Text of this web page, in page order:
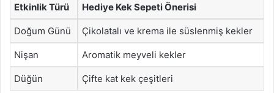
Etkinlik Türü Hediye Kek Sepeti Önerisi
Doğum Günü Çikolatalı ve krema ile süslenmiş kekler
Nişan Aromatik meyveli kekler
Düğün Çifte kat kek çeşitleri